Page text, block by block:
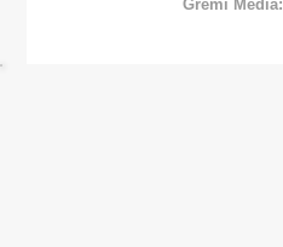
Gremi Media: